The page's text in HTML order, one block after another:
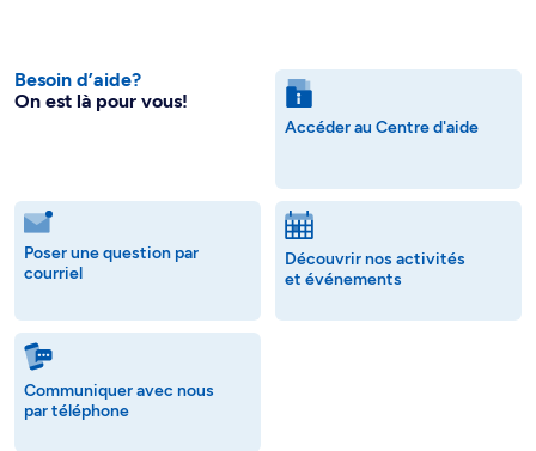
Besoin d’aide?
On est là pour vous!
Accéder au Centre d'aide
Poser une question par
courriel
Découvrir nos activités
et événements
Communiquer avec nous
par téléphone